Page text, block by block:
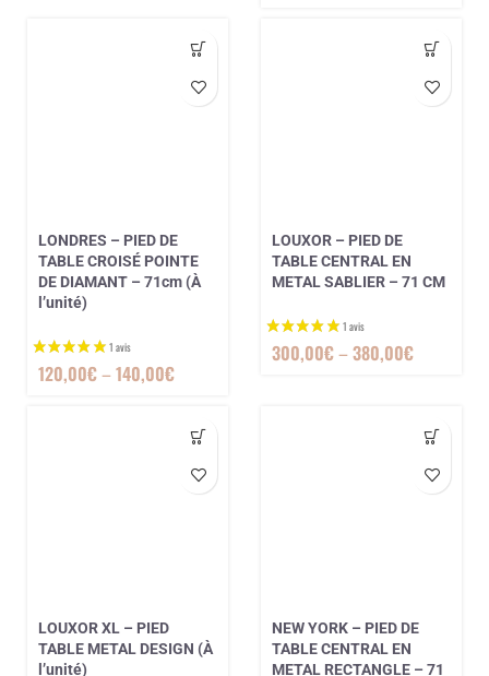
LONDRES – PIED DE
TABLE CROISÉ POINTE
DE DIAMANT – 71cm (À
l’unité)
120,00€–140,00€
LOUXOR – PIED DE
TABLE CENTRAL EN
METAL SABLIER – 71 CM
300,00€–380,00€
LOUXOR XL – PIED
TABLE METAL DESIGN (À
l’unité)
NEW YORK – PIED DE
TABLE CENTRAL EN
METAL RECTANGLE – 71